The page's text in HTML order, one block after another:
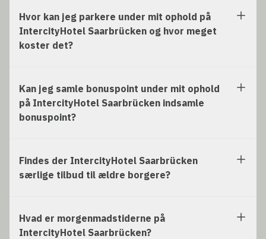
Hvor kan jeg parkere under mit ophold på
IntercityHotel Saarbrücken og hvor meget
koster det?
Kan jeg samle bonuspoint under mit ophold
på IntercityHotel Saarbrücken indsamle
bonuspoint?
Findes der IntercityHotel Saarbrücken
særlige tilbud til ældre borgere?
Hvad er morgenmadstiderne på
IntercityHotel Saarbrücken?